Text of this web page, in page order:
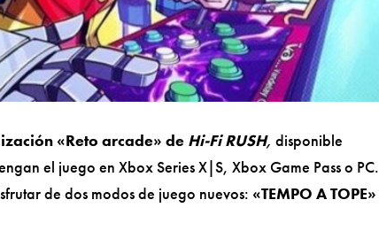
«Reto arcade» de Hi-Fi RUSH,disponible
el juego en Xbox Series X|S, Xbox Game Pass o PC.
de dos modos de juego nuevos:«TEMPO A TOPE»